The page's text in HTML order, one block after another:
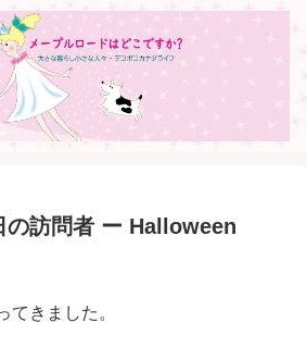
の訪問者 ー Halloween
てきました。